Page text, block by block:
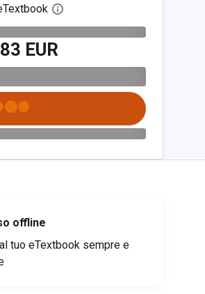
Apri la finestra di dialogo
EUR
offline
tuo eTextbook sempre e